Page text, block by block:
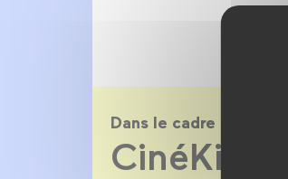
Dans le cadre de
CinéKids